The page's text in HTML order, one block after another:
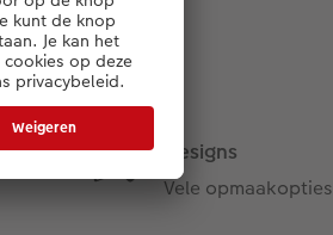
Designs
Vele opmaakopties